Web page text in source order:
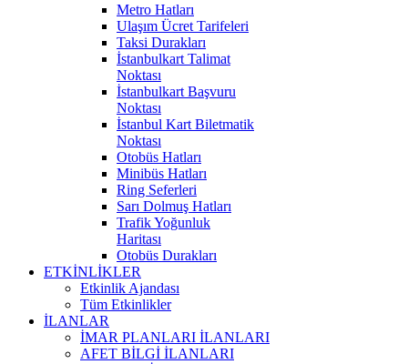
Metro Hatları
Ulaşım Ücret Tarifeleri
Taksi Durakları
İstanbulkart Talimat
Noktası
İstanbulkart Başvuru
Noktası
İstanbul Kart Biletmatik
Noktası
Otobüs Hatları
Minibüs Hatları
Ring Seferleri
Sarı Dolmuş Hatları
Trafik Yoğunluk
Haritası
Otobüs Durakları
ETKİNLİKLER
Etkinlik Ajandası
Tüm Etkinlikler
İLANLAR
İMAR PLANLARI İLANLARI
AFET BİLGİ İLANLARI